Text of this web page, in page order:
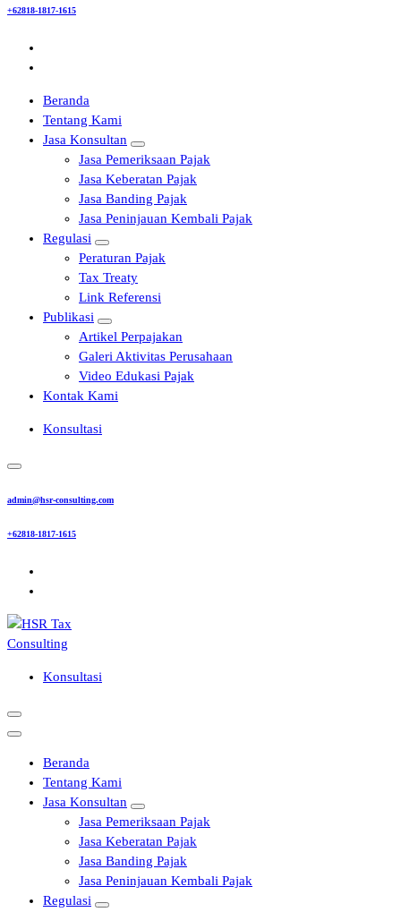
+62818-1817-1615
Beranda
Tentang Kami
Jasa Konsultan
Jasa Pemeriksaan Pajak
Jasa Keberatan Pajak
Jasa Banding Pajak
Jasa Peninjauan Kembali Pajak
Regulasi
Peraturan Pajak
Tax Treaty
Link Referensi
Publikasi
Artikel Perpajakan
Galeri Aktivitas Perusahaan
Video Edukasi Pajak
Kontak Kami
Konsultasi
admin@hsr-consulting.com
+62818-1817-1615
Konsultasi
Beranda
Tentang Kami
Jasa Konsultan
Jasa Pemeriksaan Pajak
Jasa Keberatan Pajak
Jasa Banding Pajak
Jasa Peninjauan Kembali Pajak
Regulasi